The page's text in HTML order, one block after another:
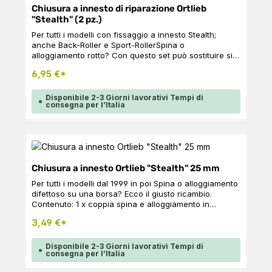
montaggio su telai in carbonio Se gli occhielli filettati
non sono al posto giusto, può regolare in modo
flessibile la posizione della borsa Toptube utilizzando
la piastra di offset disponibile come optional Corpo
della borsa irrigidito Dati tecnici Volume: 1,5 litriPeso:
250 gL x A x P: 23 x 12 x 8,5 cmCapacità di carico: 1
kgMateriale: PS33
Chiusura a innesto di riparazione Ortlieb
"Stealth" (2 pz.)
Per tutti i modelli con fissaggio a innesto Stealth;
anche Back-Roller e Sport-RollerSpina o
alloggiamento rotto? Con questo set può sostituire sia
apertura). CONTENUTO: 2x coppia di spina e
6,95 €*
Disponibile 2-3 Giorni lavorativi Tempi di
consegna per l’Italia
Chiusura a innesto Ortlieb "Stealth" 25 mm
Per tutti i modelli dal 1999 in poi Spina o alloggiamento
difettoso su una borsa? Ecco il giusto ricambio.
Contenuto: 1 x coppia spina e alloggiamento in
3,49 €*
Disponibile 2-3 Giorni lavorativi Tempi di
consegna per l’Italia